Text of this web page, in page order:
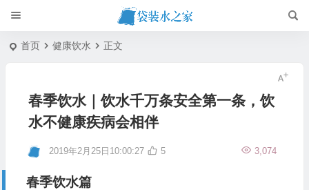
首页 健康饮水 正文
春季饮水｜饮水千万条安全第一条，饮
水不健康疾病会相伴
2019年2月25日10:00:27 3,074
5
春季饮水篇